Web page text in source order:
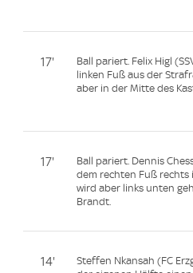
17'
Ball pariert. Felix Higl
linken Fuß aus der
aber in der Mitte des
17'
Ball pariert. Dennis
dem rechten Fuß rechts
wird aber links unten
Brandt.
14'
Steffen Nkansah (FC